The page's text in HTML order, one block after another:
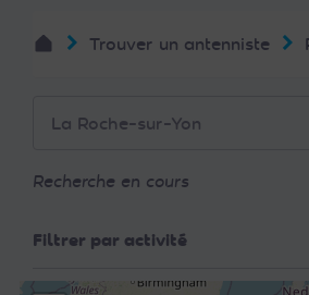
Trouver un antenniste
Recherche en cours
Filtrer par activité